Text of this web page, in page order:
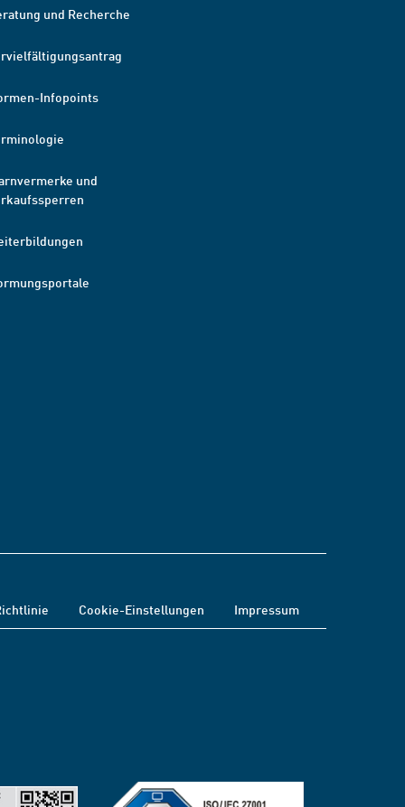
und Recherche
Infopoints
und
Cookie-Einstellungen Impressum